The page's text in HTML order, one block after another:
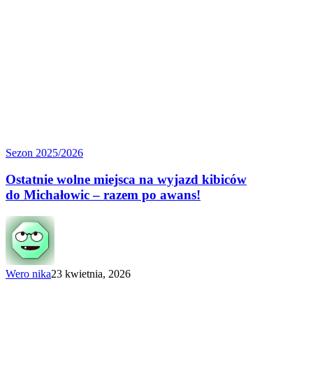
Ostatnie
miejsca
na wyjazd
kibiców
do Michałowic
–
razem
po awans!
Sezon 2025/2026
Ostatnie wolne miejsca na wyjazd kibiców
do Michałowic – razem po awans!
Wero nika23 kwietnia, 2026